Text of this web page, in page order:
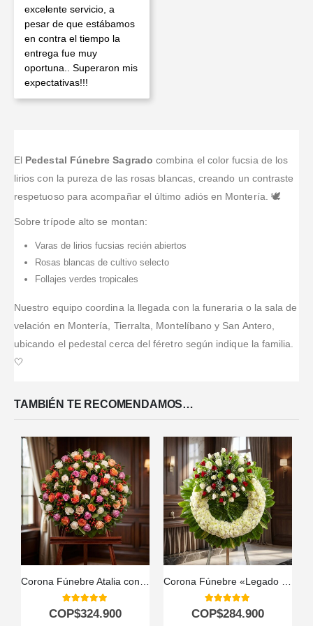
excelente servicio, a
pesar de que estábamos
en contra el tiempo la
entrega fue muy
oportuna.. Superaron mis
expectativas!!!
El Pedestal Fúnebre Sagrado combina el color fucsia de los
lirios con la pureza de las rosas blancas, creando un contraste
respetuoso para acompañar el último adiós en Montería. 🕊️
Sobre trípode alto se montan:
Varas de lirios fucsias recién abiertos
Rosas blancas de cultivo selecto
Follajes verdes tropicales
Nuestro equipo coordina la llegada con la funeraria o la sala de
velación en Montería, Tierralta, Montelíbano y San Antero,
ubicando el pedestal cerca del féretro según indique la familia.
🤍
TAMBIÉN TE RECOMENDAMOS…
5.00out of 5
COP$324.900 5.00out of 5
COP$284.900